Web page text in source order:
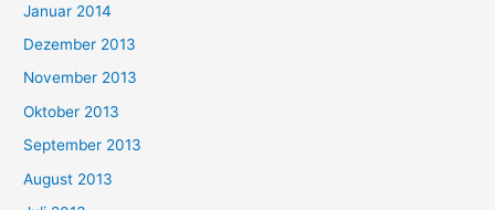
Januar 2014
Dezember 2013
November 2013
Oktober 2013
September 2013
August 2013